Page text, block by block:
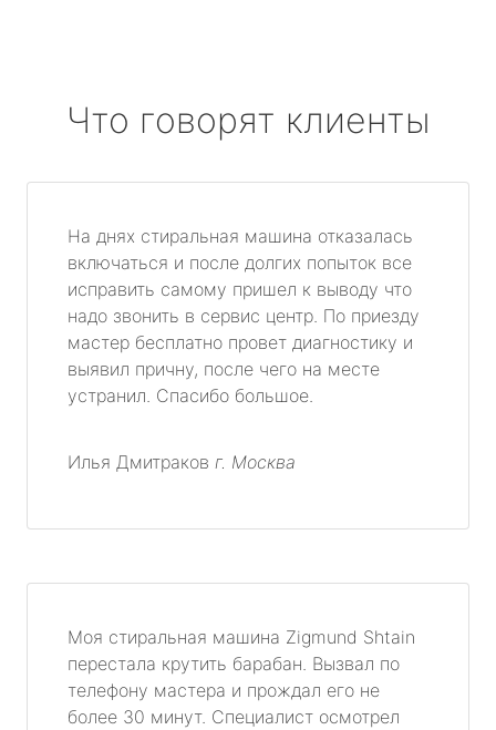
Что говорят клиенты
На днях стиральная машина отказалась
включаться и после долгих попыток все
исправить самому пришел к выводу что
надо звонить в сервис центр. По приезду
мастер бесплатно провет диагностику и
выявил причну, после чего на месте
устранил. Спасибо большое.
Илья Дмитраков г. Москва
Моя стиральная машина Zigmund Shtain
перестала крутить барабан. Вызвал по
телефону мастера и прождал его не
более 30 минут. Специалист осмотрел